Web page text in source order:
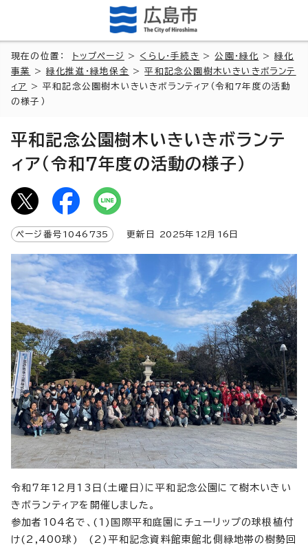
現在の位置： トップページ > くらし・手続き >公園・緑化 >緑化
事業
>緑化推進・緑地保全 >平和記念公園樹木いきいきボランテ
ィア
> 平和記念公園樹木いきいきボランティア（令和7年度の活動
の様子）
平和記念公園樹木いきいきボランテ
ィア（令和7年度の活動の様子）
ページ番号 1046735 更新日 2025年 12月 16 日
令和7年12月13日（土曜日）に平和記念公園にて樹木いきい
きボランティアを開催しました。
参加者104名で、(1)国際平和庭園にチューリップの球根植付
け(2,400球) (2)平和記念資料館東館北側緑地帯の樹勢回